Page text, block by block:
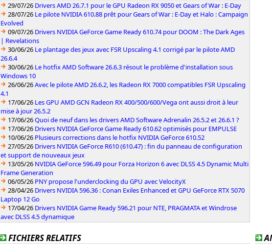
29/07/26 Drivers AMD 26.7.1 pour le GPU Radeon RX 9050 et Gears of War : E-Day
28/07/26 Le pilote NVIDIA 610.88 prêt pour Gears of War : E-Day et Halo : Campaign
Evolved
09/07/26 Drivers NVIDIA GeForce Game Ready 610.74 pour DOOM : The Dark Ages
| Revelations
30/06/26 Le plantage des jeux avec FSR Upscaling 4.1 corrigé par le pilote AMD
26.6.4
30/06/26 Le hotfix AMD Software 26.6.3 résout le problème d'installation sous
Windows 10
26/06/26Avec le pilote AMD 26.6.2, les Radeon RX 7000 compatibles FSR Upscaling
4.1
17/06/26 Les GPU AMD GCN Radeon RX 400/500/600/Vega ont aussi droit à leur
mise à jour 26.5.2
17/06/26Quoi de neuf dans les drivers AMD Software Adrenalin 26.5.2 et 26.6.1 ?
17/06/26 Drivers NVIDIA GeForce Game Ready 610.62 optimisés pour EMPULSE
10/06/26 Plusieurs corrections dans le hotfix NVIDIA GeForce 610.52
27/05/26 Drivers NVIDIA GeForce R610 (610.47) : fin du panneau de configuration
et support de nouveaux jeux
13/05/26 NVIDIA GeForce 596.49 pour Forza Horizon 6 avec DLSS 4.5 Dynamic Multi
Frame Generation
06/05/26 PNY propose l'underclocking du GPU avec VelocityX
28/04/26 Drivers NVIDIA 596.36 : Conan Exiles Enhanced et GPU GeForce RTX 5070
Laptop 12 Go
17/04/26 Drivers NVIDIA Game Ready 596.21 pour NTE, PRAGMATA et Windrose
avec DLSS 4.5 dynamique
FICHIERS RELATIFS